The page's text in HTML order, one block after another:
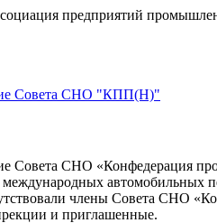
предприятий
Совета СНО "КПП(Н)"
Совета СНО «Конфедерация
международных автомобильных
члены Совета СНО
и приглашенные.